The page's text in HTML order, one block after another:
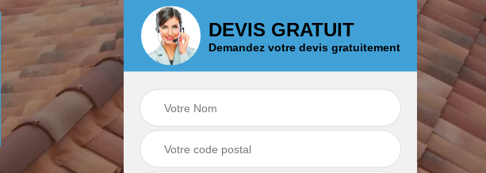
Recherche de fuite
de toiture 44
Traitement anti
Démoussage
nettoyage de tuile
44
DEVIS GRATUIT
Demandez votre devis gratuitement